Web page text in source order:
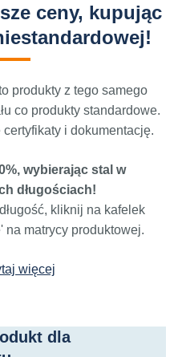
ceny, kupując
produkty z tego samego
co produkty standardowe.
i dokumentację.
wybierając stal w
długościach!
kliknij na kafelek
na matrycy produktowej.
więcej
dla